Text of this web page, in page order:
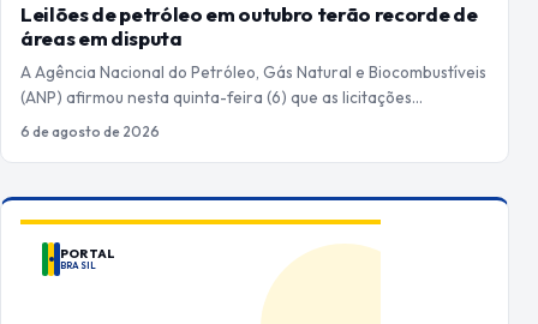
Leilões de petróleo em outubro terão recorde de
áreas em disputa
A Agência Nacional do Petróleo, Gás Natural e Biocombustíveis
(ANP) afirmou nesta quinta-feira (6) que as licitações…
6 de agosto de 2026
PORTAL
BRASIL